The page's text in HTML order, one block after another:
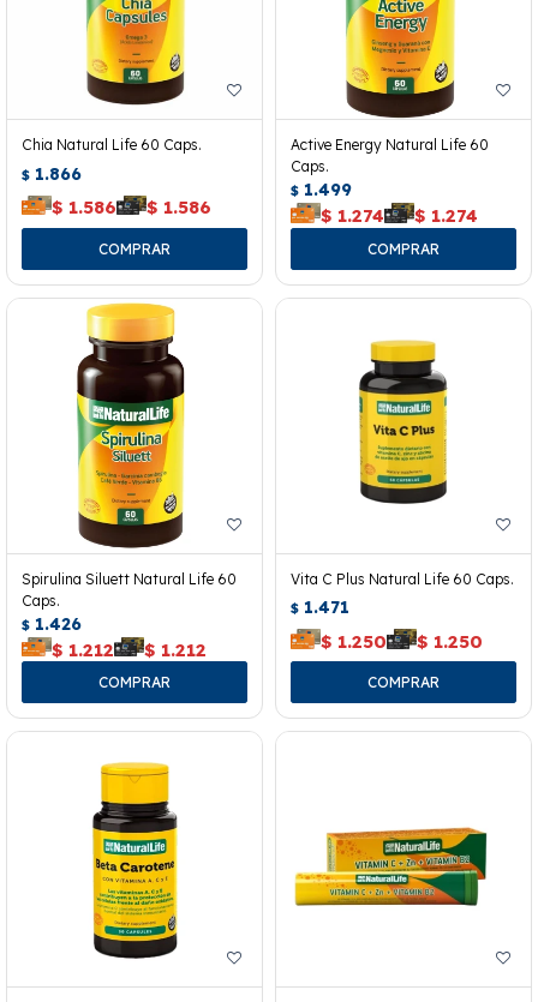
Chia Natural Life 60 Caps.
$ 1.866
$ 1.586 $ 1.586
Active Energy Natural Life 60
Caps.
$ 1.499
$ 1.274 $ 1.274
Spirulina Siluett Natural Life 60
Caps.
$ 1.426
$ 1.212 $ 1.212
Vita C Plus Natural Life 60 Caps.
$ 1.471
$ 1.250 $ 1.250